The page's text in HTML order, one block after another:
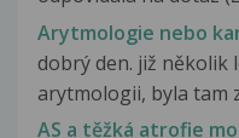
Arytmologie nebo
dobrý den. již několik
arytmologii, byla tam
AS a těžká atrofie